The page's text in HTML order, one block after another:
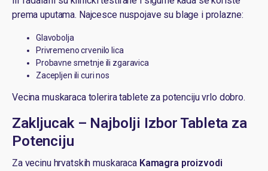
prema uputama. Najcesce nuspojave su blage i prolazne:
Glavobolja
Privremeno crvenilo lica
Probavne smetnje ili zgaravica
Zacepljen ili curi nos
Vecina muskaraca tolerira tablete za potenciju vrlo dobro.
Zakljucak – Najbolji Izbor Tableta za
Potenciju
Za vecinu hrvatskih muskaraca Kamagra proizvodi